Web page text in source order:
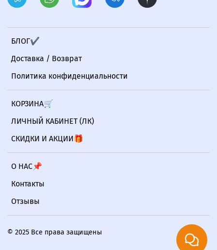
БЛОГ✔
Доставка / Возврат
Политика конфиденциальности
КОРЗИНА🛒
ЛИЧНЫЙ КАБИНЕТ (ЛК)
СКИДКИ И АКЦИИ🎁
О НАС📌
Контакты
Отзывы
© 2025 Все права защищены